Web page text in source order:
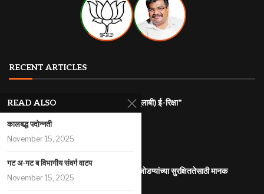
RECENT ARTICLES
राज्यातील गरजू महिलांना रोजगारासाठी “पिंक (गुलाबी) ई-रिक्षा”
July 31, 2026
महाराष्ट्र इलेक्ट्रिक वाहन धोरण
आंतरजातीय किंवा आंतरधर्मीय विवाह करणा-या जोडप्यांच्या सुरक्षिततेसाठी मानक
कार्यप्रणाली
READ ALSO
कालबद्ध पदोन्नती
November 15, 2025
गट अ-गट ब विभागीय संवर्ग वाटप
November 15, 2025